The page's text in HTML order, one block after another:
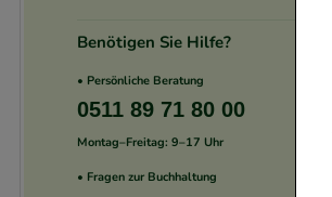
Benötigen Sie Hilfe?
• Persönliche Beratung
0511 89 71 80 00
Montag–Freitag: 9–17 Uhr
• Fragen zur Buchhaltung